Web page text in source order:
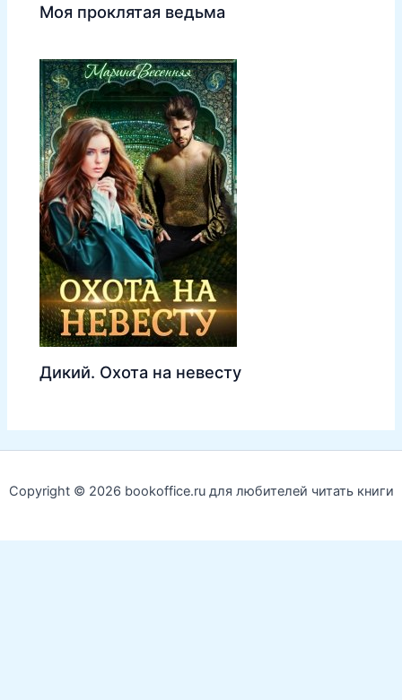
Моя проклятая ведьма
Дикий. Охота на невесту
Copyright © 2026 bookoffice.ru для любителей читать книги